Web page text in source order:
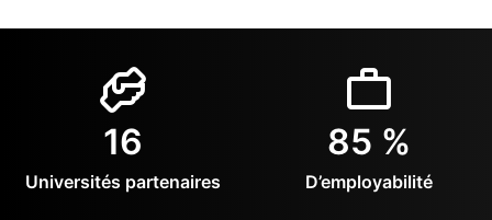
16
Universités partenaires
85 %
D’employabilité